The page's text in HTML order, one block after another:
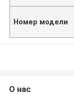
Номер модели
О нас